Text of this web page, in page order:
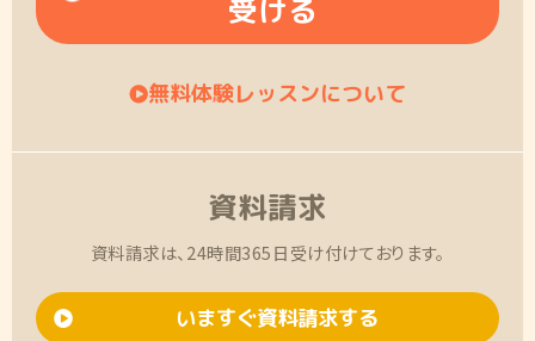
受ける
無料体験レッスンについて
資料請求
資料請求は、24時間365日受け付けております。
いますぐ資料請求する